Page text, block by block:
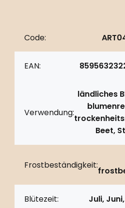
Code:
EAN:
Verwendung:
ländliches
Beet,
Frostbeständigkeit:
Blütezeit: Juli,